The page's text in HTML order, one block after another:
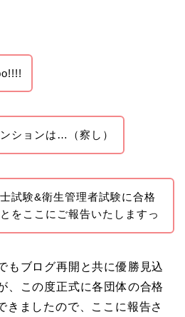
ションは…（察し）
試験&衛生管理者試験に合格
をここにご報告いたしますっ
もブログ再開と共に優勝見込
、この度正式に各団体の合格
きましたので、ここに報告さ